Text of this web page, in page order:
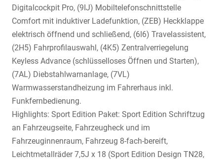
Digitalcockpit Pro, (9IJ) Mobiltelefonschnittstelle
Comfort mit induktiver Ladefunktion, (ZEB) Heckklappe
elektrisch öffnend und schließend, (6I6) Travelassistent,
(2H5) Fahrprofilauswahl, (4K5) Zentralverriegelung
Keyless Advance (schlüsselloses Öffnen und Starten),
(7AL) Diebstahlwarnanlage, (7VL)
Warmwasserstandheizung im Fahrerhaus inkl.
Funkfernbedienung.
Highlights: Sport Edition Paket: Sport Edition Schriftzug
an Fahrzeugseite, Fahrzeugheck und im
Fahrzeuginnenraum, Fahrzeug 8-fach-bereift,
Leichtmetallräder 7,5J x 18 (Sport Edition Design TN28,